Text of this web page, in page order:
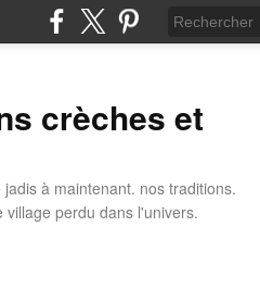
crèches et
à maintenant. nos traditions.
perdu dans l'univers.